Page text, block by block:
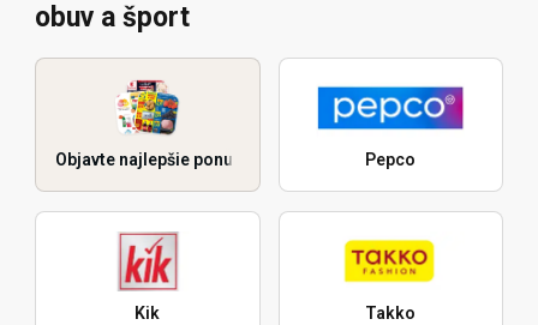
obuv a šport
Objavte najlepšie ponuky Pepco
Kik Takko